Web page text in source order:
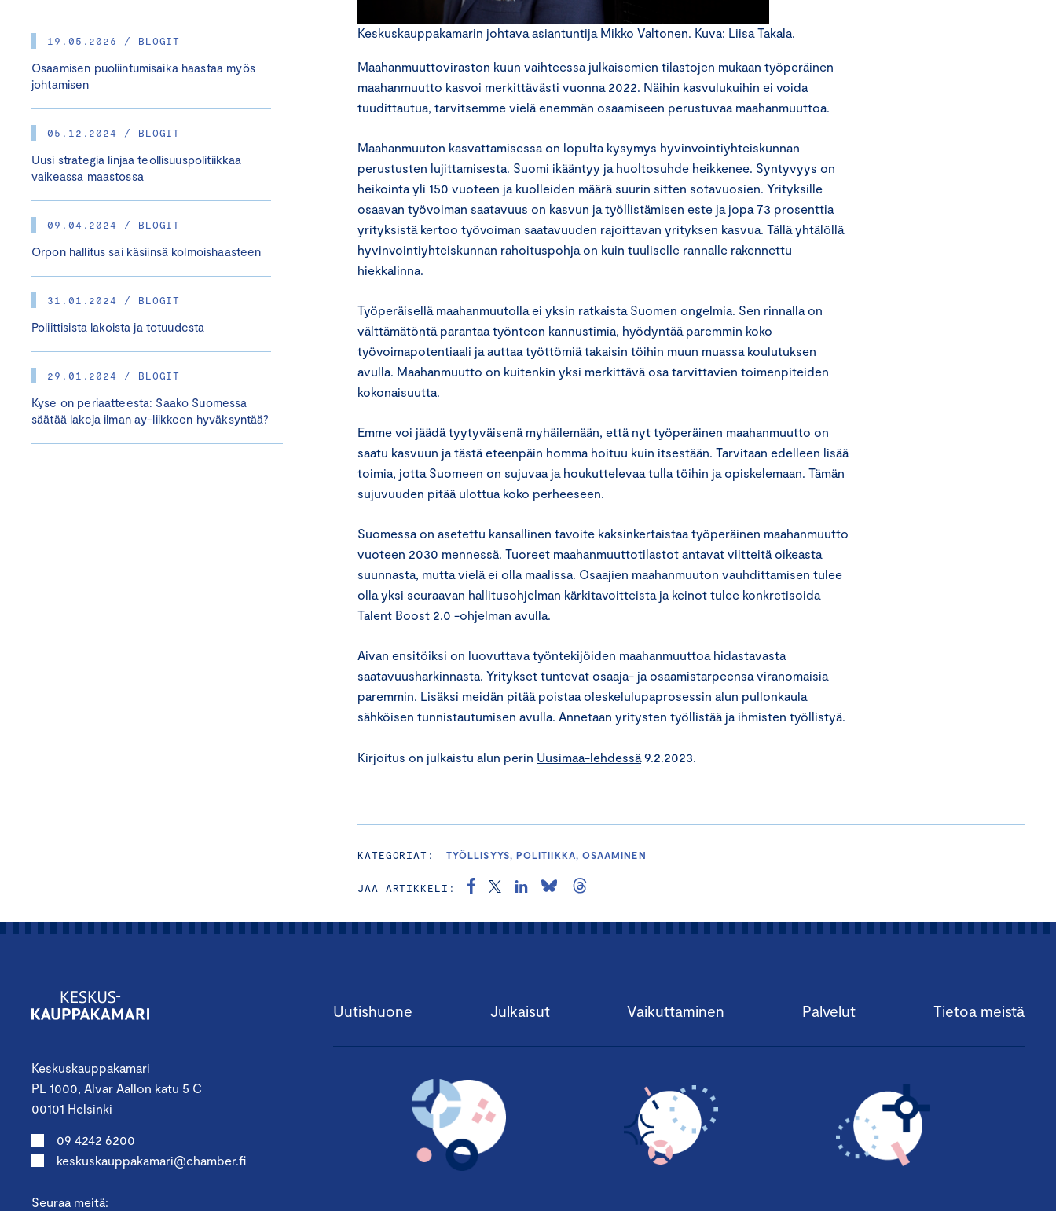
19.05.2026 / BLOGIT
Osaamisen puoliintumisaika haastaa myös
johtamisen
05.12.2024 / BLOGIT
Uusi strategia linjaa teollisuuspolitiikkaa
vaikeassa maastossa
09.04.2024 / BLOGIT
Orpon hallitus sai käsiinsä kolmoishaasteen
31.01.2024 / BLOGIT
Poliittisista lakoista ja totuudesta
29.01.2024 / BLOGIT
Kyse on periaatteesta: Saako Suomessa
säätää lakeja ilman ay-liikkeen hyväksyntää?
Keskuskauppakamarin johtava asiantuntija Mikko Valtonen. Kuva: Liisa Takala.
Maahanmuuttoviraston kuun vaihteessa julkaisemien tilastojen mukaan työperäinen
maahanmuutto kasvoi merkittävästi vuonna 2022. Näihin kasvulukuihin ei voida
tuudittautua, tarvitsemme vielä enemmän osaamiseen perustuvaa maahanmuuttoa.
Maahanmuuton kasvattamisessa on lopulta kysymys hyvinvointiyhteiskunnan
perustusten lujittamisesta. Suomi ikääntyy ja huoltosuhde heikkenee. Syntyvyys on
heikointa yli 150 vuoteen ja kuolleiden määrä suurin sitten sotavuosien. Yrityksille
osaavan työvoiman saatavuus on kasvun ja työllistämisen este ja jopa 73 prosenttia
yrityksistä kertoo työvoiman saatavuuden rajoittavan yrityksen kasvua. Tällä yhtälöllä
hyvinvointiyhteiskunnan rahoituspohja on kuin tuuliselle rannalle rakennettu
hiekkalinna.
Työperäisellä maahanmuutolla ei yksin ratkaista Suomen ongelmia. Sen rinnalla on
välttämätöntä parantaa työnteon kannustimia, hyödyntää paremmin koko
työvoimapotentiaali ja auttaa työttömiä takaisin töihin muun muassa koulutuksen
avulla. Maahanmuutto on kuitenkin yksi merkittävä osa tarvittavien toimenpiteiden
kokonaisuutta.
Emme voi jäädä tyytyväisenä myhäilemään, että nyt työperäinen maahanmuutto on
saatu kasvuun ja tästä eteenpäin homma hoituu kuin itsestään. Tarvitaan edelleen lisää
toimia, jotta Suomeen on sujuvaa ja houkuttelevaa tulla töihin ja opiskelemaan. Tämän
sujuvuuden pitää ulottua koko perheeseen.
Suomessa on asetettu kansallinen tavoite kaksinkertaistaa työperäinen maahanmuutto
vuoteen 2030 mennessä. Tuoreet maahanmuuttotilastot antavat viitteitä oikeasta
suunnasta, mutta vielä ei olla maalissa. Osaajien maahanmuuton vauhdittamisen tulee
olla yksi seuraavan hallitusohjelman kärkitavoitteista ja keinot tulee konkretisoida
Talent Boost 2.0 -ohjelman avulla.
Aivan ensitöiksi on luovuttava työntekijöiden maahanmuuttoa hidastavasta
saatavuusharkinnasta. Yritykset tuntevat osaaja- ja osaamistarpeensa viranomaisia
paremmin. Lisäksi meidän pitää poistaa oleskelulupaprosessin alun pullonkaula
sähköisen tunnistautumisen avulla. Annetaan yritysten työllistää ja ihmisten työllistyä.
Kirjoitus on julkaistu alun perin Uusimaa-lehdessä 9.2.2023.
KATEGORIAT: TYÖLLISYYS, POLITIIKKA, OSAAMINEN
JAA ARTIKKELI:
Keskuskauppakamari
PL 1000, Alvar Aallon katu 5 C
00101 Helsinki
09 4242 6200
keskuskauppakamari@chamber.fi
Seuraa meitä:
Uutishuone Julkaisut Vaikuttaminen Palvelut Tietoa meistä